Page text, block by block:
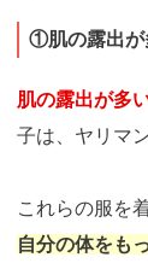
①肌の露出が
肌の露出が多
子は、ヤリマ
これらの服を
自分の体をも